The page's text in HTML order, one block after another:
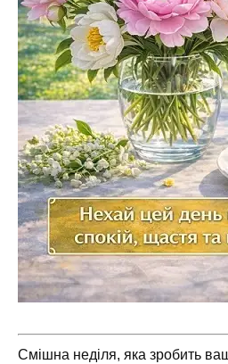
Смішна неділя, яка зробить